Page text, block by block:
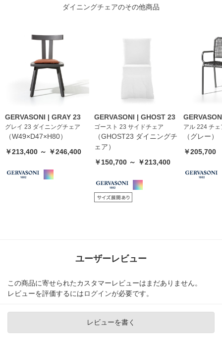
ダイニングチェアのその他商品
GERVASONI | GRAY 23
グレイ 23 ダイニングチェア
（W49×D47×H80）
￥213,400 ～ ￥246,400
GERVASONI | GHOST 23
ゴースト 23 サイドチェア
（GHOST23 ダイニングチ
ェア）
￥150,700 ～ ￥213,400
アル 224 チェ
（グレー）
￥205,700
ユーザーレビュー
この商品に寄せられたカスタマーレビューはまだありません。
レビューを評価するにはログインが必要です。
レビューを書く